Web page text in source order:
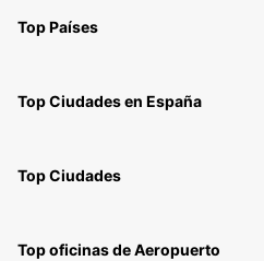
Top Países
Top Ciudades en España
Top Ciudades
Top oficinas de Aeropuerto